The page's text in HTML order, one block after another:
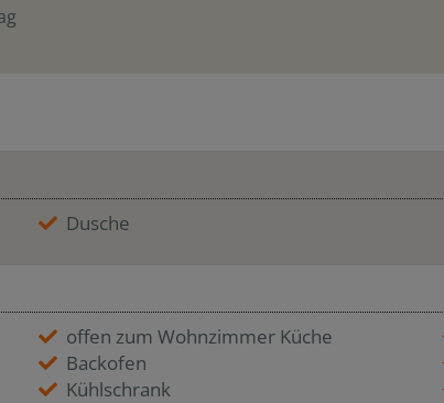
Dusche
offen zum Wohnzimmer Küche
Backofen
Kühlschrank